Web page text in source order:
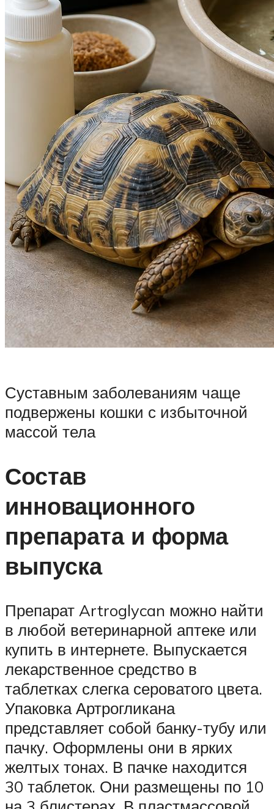
Суставным заболеваниям чаще
подвержены кошки с избыточной
массой тела
Состав
инновационного
препарата и форма
выпуска
Препарат Artroglycan можно найти
в любой ветеринарной аптеке или
купить в интернете. Выпускается
лекарственное средство в
таблетках слегка сероватого цвета.
Упаковка Артрогликана
представляет собой банку-тубу или
пачку. Оформлены они в ярких
желтых тонах. В пачке находится
30 таблеток. Они размещены по 10